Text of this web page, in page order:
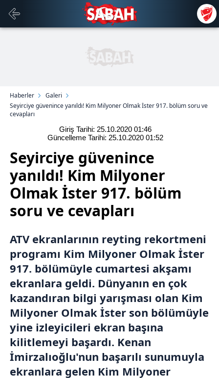
Haberler
Galeri
Seyirciye güvenince yanıldı! Kim Milyoner Olmak İster 917. bölüm soru ve
cevapları
Giriş Tarihi: 25.10.2020 01:46
Güncelleme Tarihi: 25.10.2020 01:52
Seyirciye güvenince
yanıldı! Kim Milyoner
Olmak İster 917. bölüm
soru ve cevapları
ATV ekranlarının reyting rekortmeni
programı Kim Milyoner Olmak İster
917. bölümüyle cumartesi akşamı
ekranlara geldi. Dünyanın en çok
kazandıran bilgi yarışması olan Kim
Milyoner Olmak İster son bölümüyle
yine izleyicileri ekran başına
kilitlemeyi başardı. Kenan
İmirzalıoğlu'nun başarılı sunumuyla
ekranlara gelen Kim Milyoner